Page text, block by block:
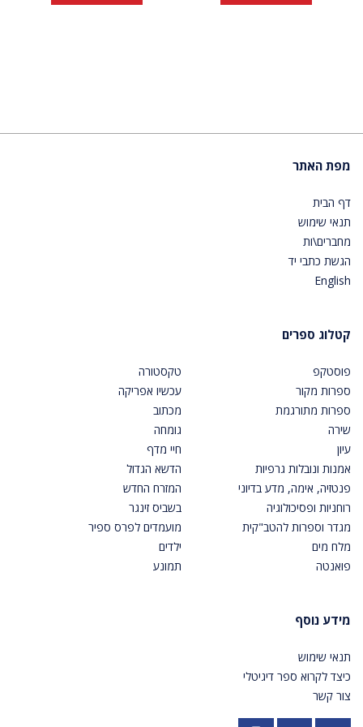
מפת האתר
דף הבית
תנאי שימוש
מחברים\ות
הגשת כתבי יד
English
קטלוג ספרים
פוסטקפ
ספרות מקור
ספרות מתורגמת
שירה
עיון
אמנות ונובלות גרפיות
פנטזיה, אימה, מדע בדיוני
רוחניות ופסיכולוגיה
מגדר וספרות להטב"קית
מלח מים
פואנטה
טקסטורה
עכשיו אפריקה
מכתוב
גומחה
חיי מדף
הדשא הגדול
המזרח החדש
בשביס זינגר
מועמדים לפרס ספיר
ילדים
תמונע
מידע נוסף
תנאי שימוש
כיצד לקרוא ספר דיגיטלי
צור קשר